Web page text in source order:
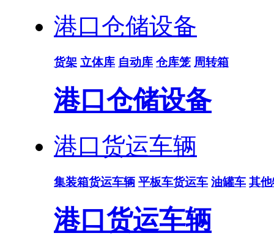
港口仓储设备
货架 立体库 自动库 仓库笼 周转箱
港口仓储设备
港口货运车辆
集装箱货运车辆 平板车货运车 油罐车 其
港口货运车辆